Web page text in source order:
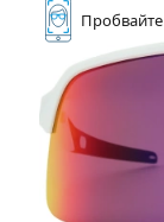
Пробвайте